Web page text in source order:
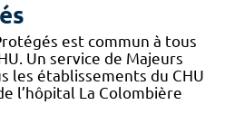
est commun à tous
Un service de Majeurs
les établissements du CHU
l’hôpital La Colombière